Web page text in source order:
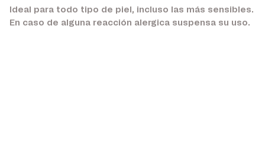
Ideal para todo tipo de piel, incluso las más sensibles.
En caso de alguna reacción alergica suspensa su uso.